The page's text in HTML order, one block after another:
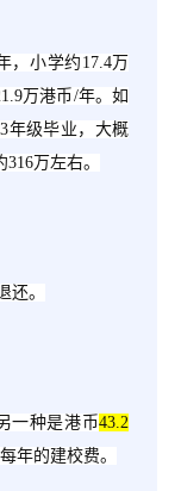
，小学约17.4万
万港币/年。如
年级毕业，大概
316万左右。
还。
一种是港币43.2
年的建校费。